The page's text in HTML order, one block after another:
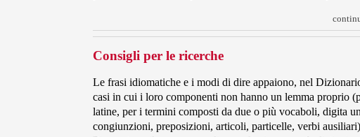
Consigli per le ricerche
Le frasi idiomatiche e i modi di dire appaiono, nel
casi in cui i loro componenti non hanno un lemma proprio
latine, per i termini composti da due o più vocaboli, digita
congiunzioni, preposizioni, articoli, particelle, verbi